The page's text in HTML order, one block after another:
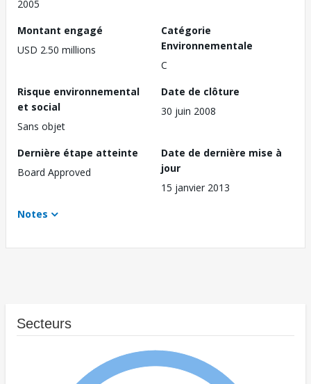
2005
Montant engagé
USD 2.50 millions
Catégorie
Environnementale
C
Risque environnemental
et social
Sans objet
Date de clôture
30 juin 2008
Dernière étape atteinte
Board Approved
Date de dernière mise à
jour
15 janvier 2013
Notes
Secteurs